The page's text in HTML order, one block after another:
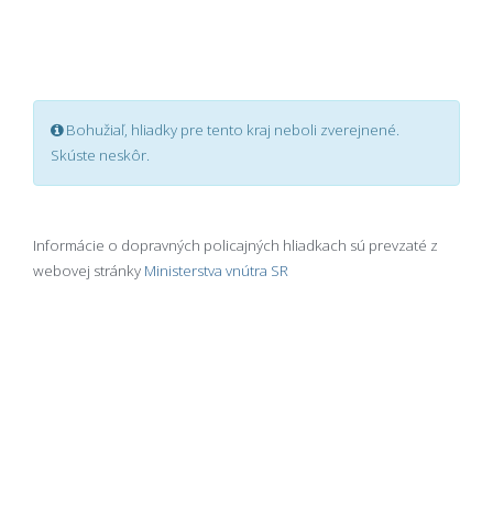
Bohužiaľ, hliadky pre tento kraj neboli zverejnené.
Skúste neskôr.
Informácie o dopravných policajných hliadkach sú prevzaté z
webovej stránky Ministerstva vnútra SR